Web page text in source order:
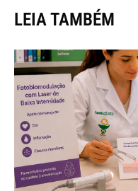
LEIA TAMBÉM